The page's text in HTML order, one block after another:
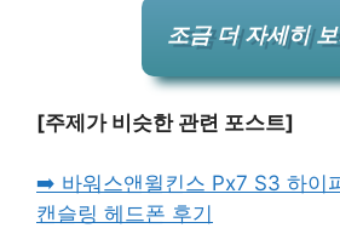
조금 더 자세히
[주제가 비슷한 관련 포스트]
➡️ 바워스앤윌킨스 Px7 S3 하이
캔슬링 헤드폰 후기